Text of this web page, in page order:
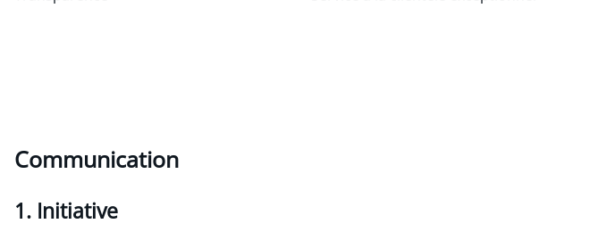
Communication
1. Initiative